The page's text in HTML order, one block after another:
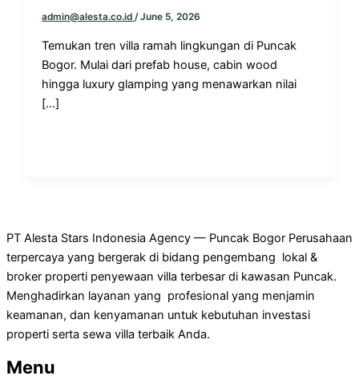
admin@alesta.co.id/June 5, 2026
Temukan tren villa ramah lingkungan di Puncak
Bogor. Mulai dari prefab house, cabin wood
hingga luxury glamping yang menawarkan nilai
[…]
PT Alesta Stars Indonesia Agency — Puncak Bogor Perusahaan
terpercaya yang bergerak di bidang pengembang lokal &
broker properti penyewaan villa terbesar di kawasan Puncak.
Menghadirkan layanan yang profesional yang menjamin
keamanan, dan kenyamanan untuk kebutuhan investasi
properti serta sewa villa terbaik Anda.
Menu